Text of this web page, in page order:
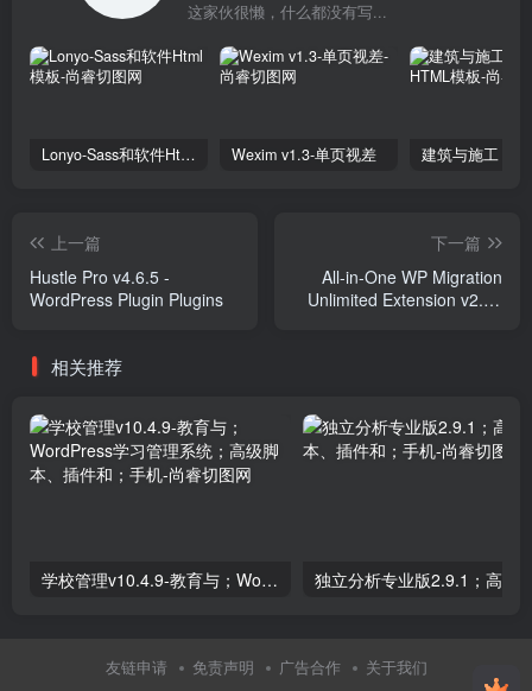
这家伙很懒，什么都没有写...
Lonyo-Sass和软件Html模板 Wexim v1.3-单页视差
上一篇
Hustle Pro v4.6.5 -
WordPress Plugin Plugins
下一篇
All-in-One WP Migration
Unlimited Extension v2.49
相关推荐
学校管理v10.4.9-教育与；WordPress学习管理系统；高级脚本、插件和；手机
友链申请 免责声明 广告合作 关于我们